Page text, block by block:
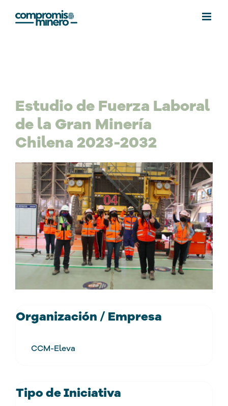
Estudio de Fuerza Laboral
de la Gran Minería
Chilena 2023-2032
imagen
más
grande
Organización / Empresa
CCM-Eleva
Tipo de Iniciativa